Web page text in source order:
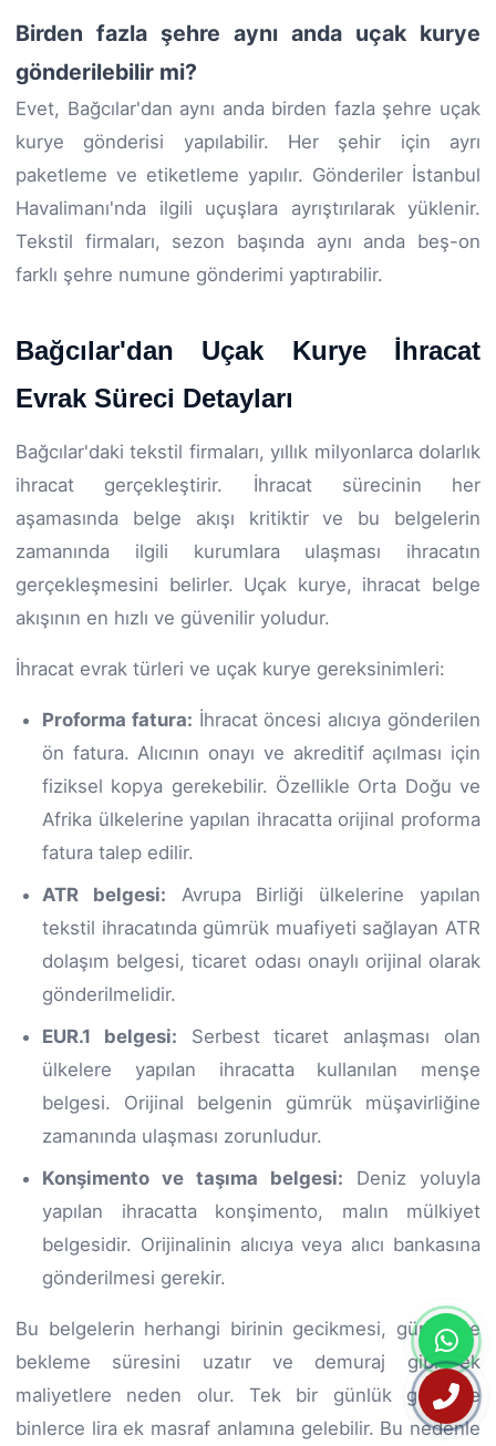
Birden fazla şehre aynı anda uçak kurye
gönderilebilir mi?
Evet, Bağcılar'dan aynı anda birden fazla şehre uçak
kurye gönderisi yapılabilir. Her şehir için ayrı
paketleme ve etiketleme yapılır. Gönderiler İstanbul
Havalimanı'nda ilgili uçuşlara ayrıştırılarak yüklenir.
Tekstil firmaları, sezon başında aynı anda beş-on
farklı şehre numune gönderimi yaptırabilir.
Bağcılar'dan Uçak Kurye İhracat
Evrak Süreci Detayları
Bağcılar'daki tekstil firmaları, yıllık milyonlarca dolarlık
ihracat gerçekleştirir. İhracat sürecinin her
aşamasında belge akışı kritiktir ve bu belgelerin
zamanında ilgili kurumlara ulaşması ihracatın
gerçekleşmesini belirler. Uçak kurye, ihracat belge
akışının en hızlı ve güvenilir yoludur.
İhracat evrak türleri ve uçak kurye gereksinimleri:
Proforma fatura: İhracat öncesi alıcıya gönderilen
ön fatura. Alıcının onayı ve akreditif açılması için
fiziksel kopya gerekebilir. Özellikle Orta Doğu ve
Afrika ülkelerine yapılan ihracatta orijinal proforma
fatura talep edilir.
ATR belgesi: Avrupa Birliği ülkelerine yapılan
tekstil ihracatında gümrük muafiyeti sağlayan ATR
dolaşım belgesi, ticaret odası onaylı orijinal olarak
gönderilmelidir.
EUR.1 belgesi: Serbest ticaret anlaşması olan
ülkelere yapılan ihracatta kullanılan menşe
belgesi. Orijinal belgenin gümrük müşavirliğine
zamanında ulaşması zorunludur.
Konşimento ve taşıma belgesi: Deniz yoluyla
yapılan ihracatta konşimento, malın mülkiyet
belgesidir. Orijinalinin alıcıya veya alıcı bankasına
gönderilmesi gerekir.
Bu belgelerin herhangi birinin gecikmesi, gümrükte
bekleme süresini uzatır ve demuraj gibi ek
maliyetlere neden olur. Tek bir günlük gecikme
binlerce lira ek masraf anlamına gelebilir. Bu nedenle